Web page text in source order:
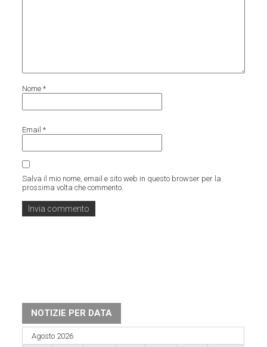
Nome*
Email*
Salva il mio nome, email e sito web in questo browser per la
prossima volta che commento.
NOTIZIE PER DATA
Agosto 2026